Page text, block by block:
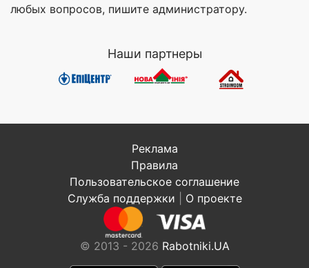
любых вопросов, пишите администратору.
Наши партнеры
Реклама
Правила
Пользовательское соглашение
Служба поддержки
О проекте
© 2013 - 2026 Rabotniki.UA